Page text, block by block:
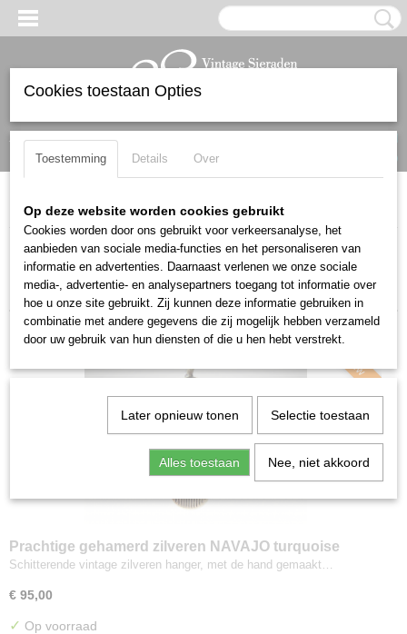
Inloggen Registreren
(0)
Home >Native American en Mexicaans>Kettingen
Sorteer op:
Nieuw
Prachtige gehamerd zilveren NAVAJO turquoise
hanger met ketting
Schitterende vintage zilveren hanger, met de hand gemaakt…
€ 95,00
✓ Op voorraad
Cookies toestaan Opties
Toestemming Details Over
Op deze website worden cookies gebruikt
Cookies worden door ons gebruikt voor verkeersanalyse, het
aanbieden van sociale media-functies en het personaliseren van
informatie en advertenties. Daarnaast verlenen we onze sociale
media-, advertentie- en analysepartners toegang tot informatie over
hoe u onze site gebruikt. Zij kunnen deze informatie gebruiken in
combinatie met andere gegevens die zij mogelijk hebben verzameld
door uw gebruik van hun diensten of die u hen hebt verstrekt.
Later opnieuw tonen Selectie toestaan
Alles toestaan Nee, niet akkoord